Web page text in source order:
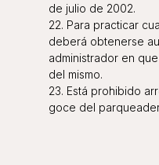
de julio de 2002.
22. Para practicar
deberá obtenerse
administrador en
del mismo.
23. Está prohibido
goce del